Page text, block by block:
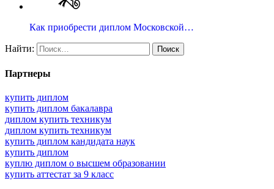
Как приобрести диплом Московской…
Найти:
Партнеры
купить диплом
купить диплом бакалавра
диплом купить техникум
диплом купить техникум
купить диплом кандидата наук
купить диплом
куплю диплом о высшем образовании
купить аттестат за 9 класс